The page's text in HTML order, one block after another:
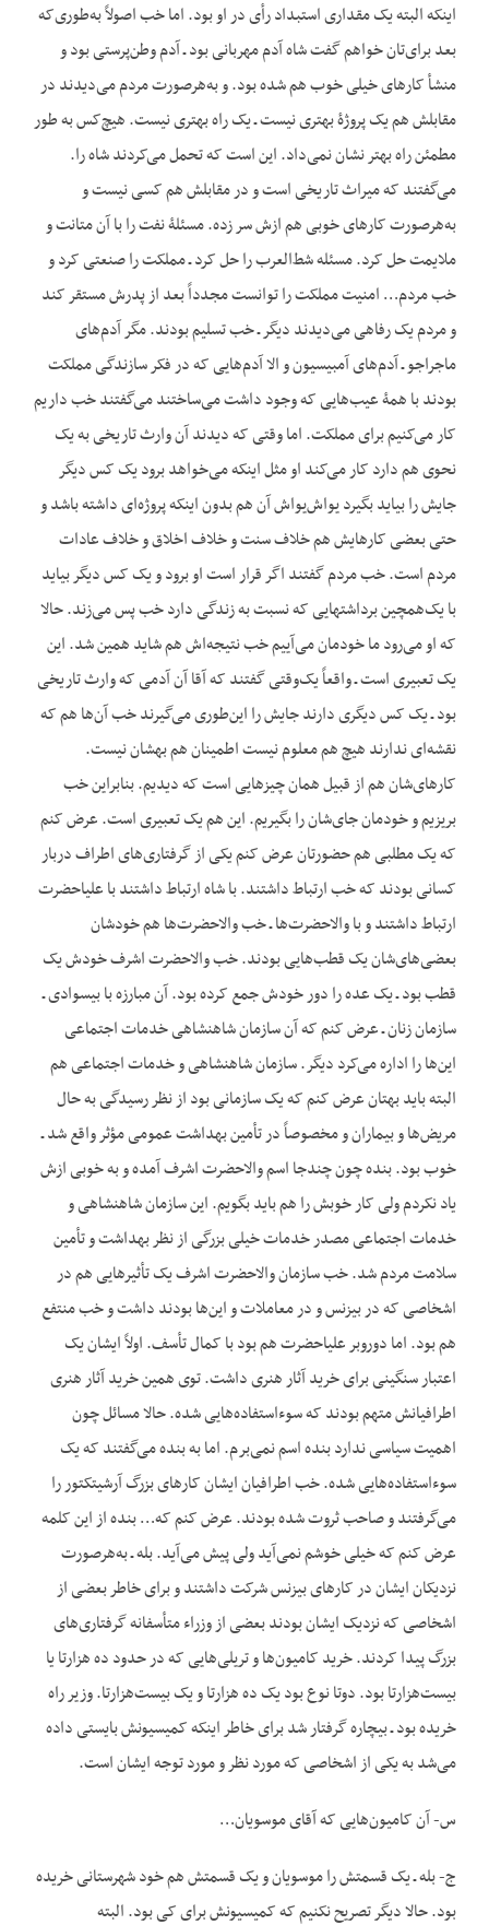
این‏که البته یک مقداری استبداد رأی در او بود. اما خب اصولاً به‌طوری‌که
بعد برای‌تان خواهم گفت شاه آدم مهربانی بود ـ آدم وطن‌پرستی بود و
منشأ کارهای خیلی خوب هم شده بود. و به‌هرصورت مردم می‌دیدند در
مقابلش هم یک پروژۀ بهتری نیست ـ یک راه بهتری نیست. هیچ‌کس به طور
مطمئن راه بهتر نشان نمی‌داد. این است که تحمل می‌کردند شاه را.
می‌گفتند که میراث تاریخی است و در مقابلش هم کسی نیست و
به‌هرصورت کارهای خوبی هم ازش سر زده. مسئلۀ نفت را با آن متانت و
ملایمت حل کرد. مسئله شط‌العرب را حل کرد ـ مملکت را صنعتی کرد و
خب مردم… امنیت مملکت را توانست مجدداً بعد از پدرش مستقر کند
و مردم یک رفاهی می‌دیدند دیگر ـ خب تسلیم بودند. مگر آدم‌های
ماجراجو ـ آدم‌های آمبیسیون و الا آدم‌هایی که در فکر سازندگی مملکت
بودند با همۀ عیب‌هایی که وجود داشت می‌ساختند می‌گفتند خب داریم
کار می‌کنیم برای مملکت. اما وقتی که دیدند آن وارث تاریخی به یک
نحوی هم دارد کار می‌کند او مثل این‏که می‌خواهد برود یک کس دیگر
جایش را بیاید بگیرد یواش‌یواش آن هم بدون این‏که پروژه‌ای داشته باشد و
حتی بعضی کارهایش هم خلاف سنت و خلاف اخلاق و خلاف عادات
مردم است. خب مردم گفتند اگر قرار است او برود و یک کس دیگر بیاید
با یک‌همچین برداشتهایی که نسبت به زندگی دارد خب پس می‌زند. حالا
که او می‌رود ما خودمان می‌آییم خب نتیجه‌اش هم شاید همین شد. این
یک تعبیری است ـ واقعاً یک‌وقتی گفتند که آقا آن آدمی که وارث تاریخی
بود ـ یک کس دیگری دارند جایش را این‌طوری می‌گیرند خب آن‌ها هم که
نقشه‌ای ندارند هیچ هم معلوم نیست اطمینان هم بهشان نیست.
کارهای‌شان هم از قبیل همان چیزهایی است که دیدیم. بنابراین خب
بریزیم و خودمان جای‌شان را بگیریم. این هم یک تعبیری است. عرض کنم
که یک مطلبی هم حضورتان عرض کنم یکی از گرفتاری‌های اطراف دربار
کسانی بودند که خب ارتباط داشتند. با شاه ارتباط داشتند با علیاحضرت
ارتباط داشتند و با والاحضرت‌ها ـ خب والاحضرت‌ها هم خودشان
بعضی‌های‌شان یک قطب‌هایی بودند. خب والاحضرت اشرف خودش یک
قطب بود ـ یک عده را دور خودش جمع کرده بود. آن مبارزه با بیسوادی ـ
سازمان زنان ـ عرض کنم که آن سازمان شاهنشاهی خدمات اجتماعی
این‌ها را اداره می‌کرد دیگر. سازمان شاهنشاهی و خدمات اجتماعی هم
البته باید بهتان عرض کنم که یک سازمانی بود از نظر رسیدگی به حال
مریض‌ها و بیماران و مخصوصاً در تأمین بهداشت عمومی مؤثر واقع شد ـ
خوب بود. بنده چون چندجا اسم والاحضرت اشرف آمده و به خوبی ازش
یاد نکردم ولی کار خوبش را هم باید بگویم. این سازمان شاهنشاهی و
خدمات اجتماعی مصدر خدمات خیلی بزرگی از نظر بهداشت و تأمین
سلامت مردم شد. خب سازمان والاحضرت اشرف یک تأثیرهایی هم در
اشخاصی که در بیزنس و در معاملات و این‌ها بودند داشت و خب منتفع
هم بود. اما دوروبر علیاحضرت هم بود با کمال تأسف. اولاً ایشان یک
اعتبار سنگینی برای خرید آثار هنری داشت. توی همین خرید آثار هنری
اطرافیانش متهم بودند که سوءاستفاده‌هایی شده. حالا مسائل چون
اهمیت سیاسی ندارد بنده اسم نمی‌برم. اما به بنده می‌گفتند که یک
سوءاستفاده‌هایی شده. خب اطرافیان ایشان کارهای بزرگ آرشیتکتور را
می‌گرفتند و صاحب ثروت شده بودند. عرض کنم که… بنده از این کلمه
عرض کنم که خیلی خوشم نمی‌آید ولی پیش می‌آید. بله ـ به‌هرصورت
نزدیکان ایشان در کارهای بیزنس شرکت داشتند و برای خاطر بعضی از
اشخاصی که نزدیک ایشان بودند بعضی از وزراء متأسفانه گرفتاری‌های
بزرگ پیدا کردند. خرید کامیون‌ها و تریلی‌هایی که در حدود ده هزارتا یا
بیست‌هزارتا بود. دوتا نوع بود یک ده هزارتا و یک بیست‌هزارتا. وزیر راه
خریده بود ـ بیچاره گرفتار شد برای خاطر این‏که کمیسیونش بایستی داده
می‌شد به یکی از اشخاصی که مورد نظر و مورد توجه ایشان است.
س- آن کامیون‌هایی که آقای موسویان…
ج- بله ـ یک قسمتش را موسویان و یک قسمتش هم خود شهرستانی خریده
بود. حالا دیگر تصریح نکنیم که کمیسیونش برای کی بود. البته